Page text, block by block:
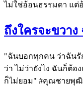
ไม่ใช่อ้อนธรรมดา แต่
ถึงใครจะขวา
"ฉันบอกทุกคน ว่าฉันรั
ว่า ไม่ว่ายังไง ฉันก็ต้อ
ก็ไม่ยอม" #คุณชายพุฒิ